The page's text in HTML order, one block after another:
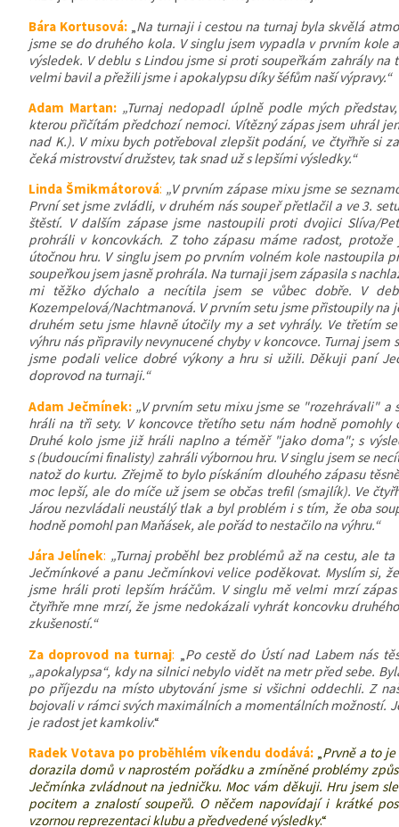
Bára Kortusová: Na turnaji i cestou na turnaj byla skvělá
jsme se do druhého kola. V singlu jsem vypadla v prvním kole
výsledek. V deblu s Lindou jsme si proti soupeřkám zahrály
velmi bavil a přežili jsme i apokalypsu díky šéfům naší výpravy.“
Adam Martan: „Turnaj nedopadl úplně podle mých
kterou přičítám předchozí nemoci. Vítězný zápas jsem uhrál
nad K.). V mixu bych potřeboval zlepšit podání, ve čtyřhře si
čeká mistrovství družstev, tak snad už s lepšími výsledky.“
Linda Šmikmátorová: „V prvním zápase mixu jsme se
První set jsme zvládli, v druhém nás soupeř přetlačil a ve 3.
štěstí. V dalším zápase jsme nastoupili proti dvojici Slíva/
prohráli v koncovkách. Z toho zápasu máme radost,
útočnou hru. V singlu jsem po prvním volném kole nastoupila
soupeřkou jsem jasně prohrála. Na turnaji jsem zápasila s
mi těžko dýchalo a necítila jsem se vůbec dobře. V
Kozempelová/Nachtmanová. V prvním setu jsme přistoupily na
druhém setu jsme hlavně útočily my a set vyhrály. Ve třetím
výhru nás připravily nevynucené chyby v koncovce. Turnaj
jsme podali velice dobré výkony a hru si užili. Děkuji paní
doprovod na turnaji.“
Adam Ječmínek: „V prvním setu mixu jsme se "rozehrávali"
hráli na tři sety. V koncovce třetího setu nám hodně pomohly
Druhé kolo jsme již hráli naplno a téměř "jako doma"; s
s (budoucími finalisty) zahráli výbornou hru. V singlu jsem se
natož do kurtu. Zřejmě to bylo pískáním dlouhého zápasu
moc lepší, ale do míče už jsem se občas trefil (smajlík). Ve
Járou nezvládali neustálý tlak a byl problém i s tím, že oba
hodně pomohl pan Maňásek, ale pořád to nestačilo na výhru.“
Jára Jelínek: „Turnaj proběhl bez problémů až na cestu, ale
Ječmínkové a panu Ječmínkovi velice poděkovat. Myslím si,
jsme hráli proti lepším hráčům. V singlu mě velmi mrzí
čtyřhře mne mrzí, že jsme nedokázali vyhrát koncovku
zkušeností.“
Za doprovod na turnaj: Po cestě do Ústí nad Labem nás
„apokalypsa“, kdy na silnici nebylo vidět na metr před sebe.
po příjezdu na místo ubytování jsme si všichni oddechli. Z
bojovali v rámci svých maximálních a momentálních možností.
je radost jet kamkoliv.“
Radek Votava po proběhlém víkendu dodává: „Prvně a to
dorazila domů v naprostém pořádku a zmíněné problémy
Ječmínka zvládnout na jedničku. Moc vám děkuji. Hru jsem
pocitem a znalostí soupeřů. O něčem napovídají i krátké
vzornou reprezentaci klubu a předvedené výsledky.“